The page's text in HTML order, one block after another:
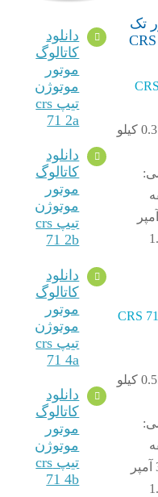
دانلود
کاتالوگ
موتوژن
تیپ crs
دانلود
کاتالوگ
موتوژن
تیپ crs
دانلود
کاتالوگ
موتور
موتوژن
تیپ crs
دانلود
کاتالوگ
موتوژن
تیپ crs